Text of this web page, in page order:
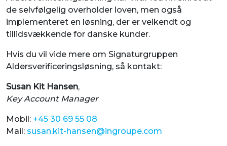
de selvfølgelig overholder loven, men også
implementeret en løsning, der er velkendt og
tillidsvækkende for danske kunder.
Hvis du vil vide mere om Signaturgruppen
Aldersverificeringsløsning, så kontakt:
Susan Kit Hansen,
Key Account Manager
Mobil: +45 30 69 55 08
Mail: susan.kit-hansen@ingroupe.com